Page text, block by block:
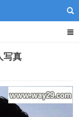
写真